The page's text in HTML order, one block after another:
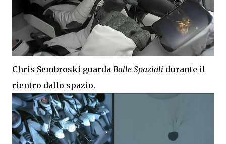
Chris Sembroski guarda Balle Spaziali durante il
rientro dallo spazio.